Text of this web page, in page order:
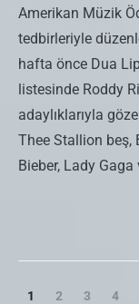
Amerikan Müzik
tedbirleriyle
hafta önce Dua
listesinde Roddy
adaylıklarıyla
Thee Stallion beş,
Bieber, Lady Gaga
Yazılar
Sayfa
1 Sayfa
2 Sayfa
3 4